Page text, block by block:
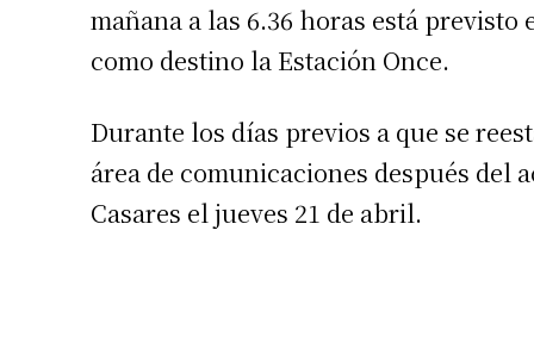
mañana a las 6.36 horas está
como destino la Estación Once.
Durante los días previos a que se
área de comunicaciones después
Casares el jueves 21 de abril.